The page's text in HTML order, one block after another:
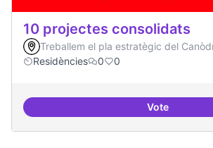
10 projectes consolidats
Treballem el pla estratègic del
Residències
0 0
Vote
10